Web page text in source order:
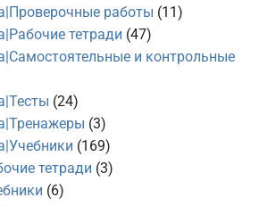
работы (11)
тетради (47)
и контрольные
(24)
(3)
(169)
тетради (3)
(6)